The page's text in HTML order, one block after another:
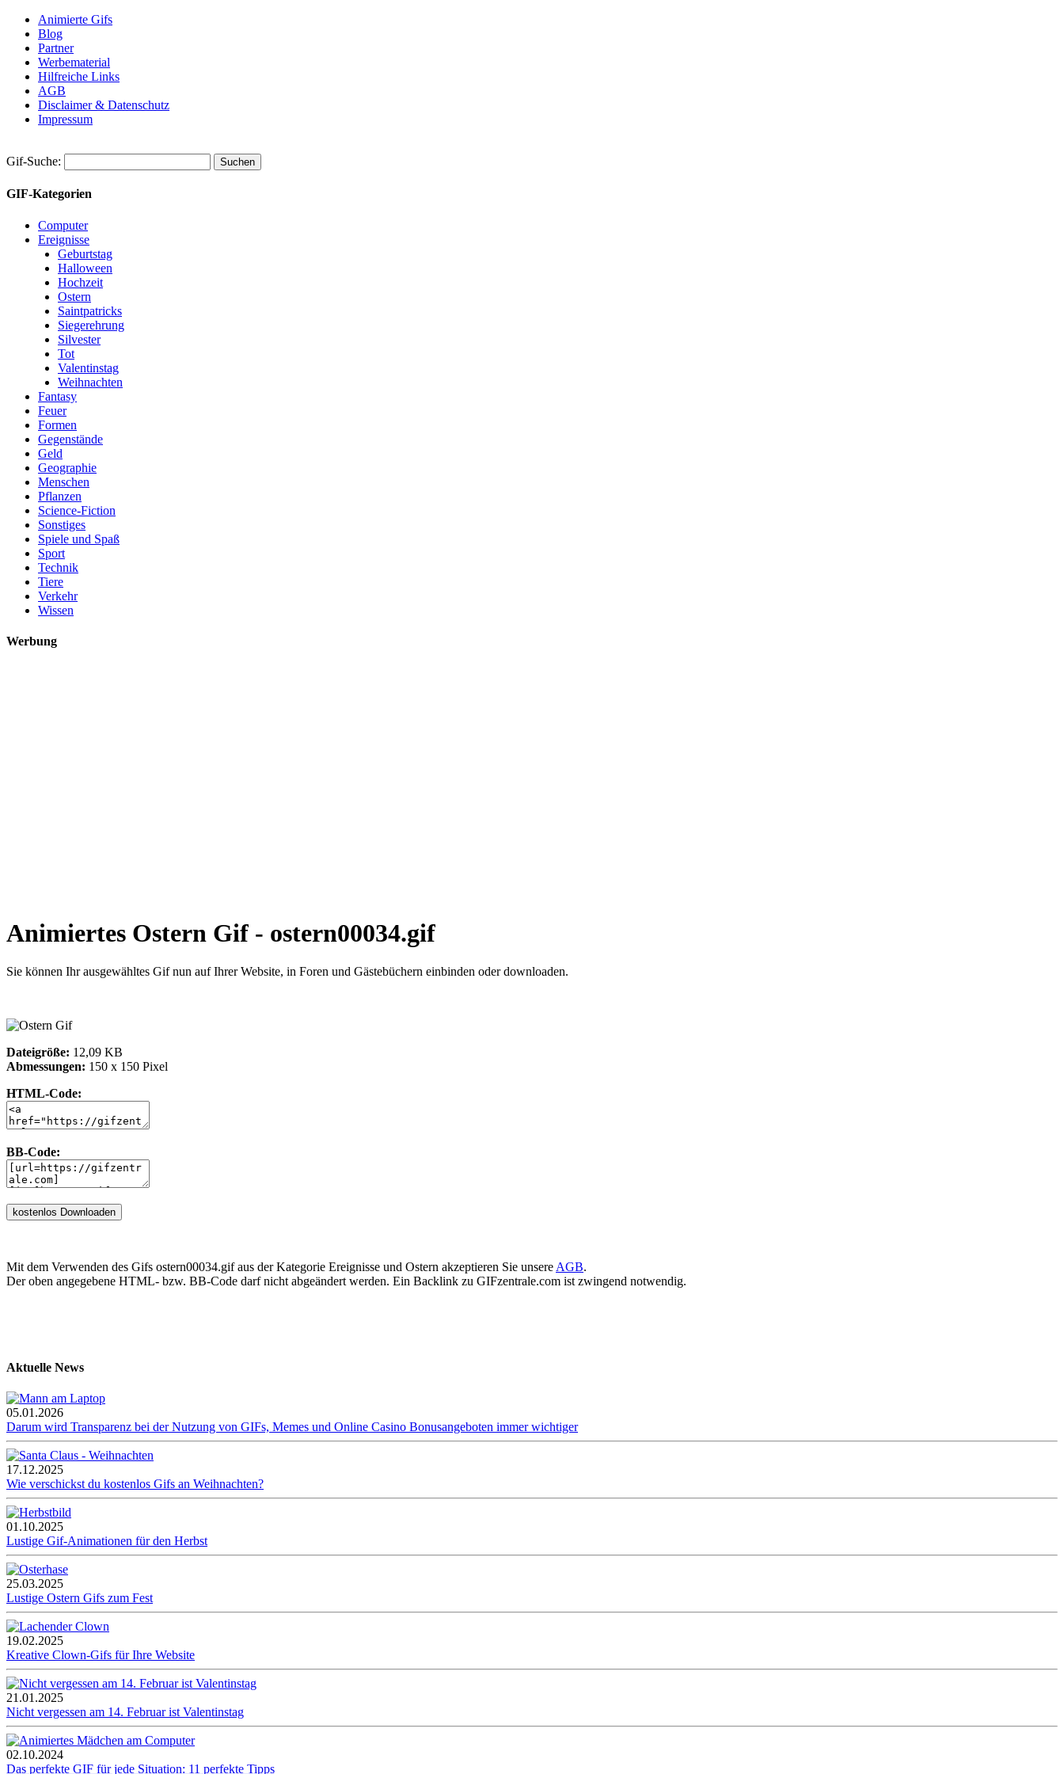
Animierte Gifs
Blog
Partner
Werbematerial
Hilfreiche Links
AGB
Disclaimer & Datenschutz
Impressum
Gif-Suche:
GIF-Kategorien
Computer
Ereignisse
Geburtstag
Halloween
Hochzeit
Ostern
Saintpatricks
Siegerehrung
Silvester
Tot
Valentinstag
Weihnachten
Fantasy
Feuer
Formen
Gegenstände
Geld
Geographie
Menschen
Pflanzen
Science-Fiction
Sonstiges
Spiele und Spaß
Sport
Technik
Tiere
Verkehr
Wissen
Werbung
Animiertes Ostern Gif - ostern00034.gif
Sie können Ihr ausgewähltes Gif nun auf Ihrer Website, in Foren und Gästebüchern einbinden oder downloaden.
Dateigröße: 12,09 KB
Abmessungen: 150 x 150 Pixel
HTML-Code:
BB-Code:
Mit dem Verwenden des Gifs ostern00034.gif aus der Kategorie Ereignisse und Ostern akzeptieren Sie unsere AGB.
Der oben angegebene HTML- bzw. BB-Code darf nicht abgeändert werden. Ein Backlink zu GIFzentrale.com ist zwingend notwendig.
Aktuelle News
05.01.2026
Darum wird Transparenz bei der Nutzung von GIFs, Memes und Online Casino Bonusangeboten immer wichtiger
17.12.2025
Wie verschickst du kostenlos Gifs an Weihnachten?
01.10.2025
Lustige Gif-Animationen für den Herbst
25.03.2025
Lustige Ostern Gifs zum Fest
19.02.2025
Kreative Clown-Gifs für Ihre Website
21.01.2025
Nicht vergessen am 14. Februar ist Valentinstag
02.10.2024
Das perfekte GIF für jede Situation: 11 perfekte Tipps